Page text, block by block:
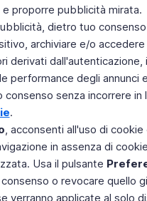
proporre pubblicità mirata.
dietro tuo
archiviare e/o
derivati
performance degli
senza incorrere
.
, acconsenti all'uso di
in assenza di
Usa il pulsante
o revocare quello
verranno applicate al solo